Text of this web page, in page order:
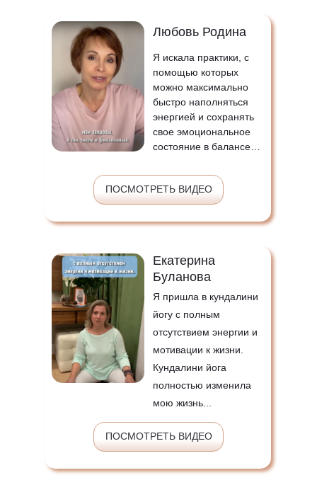
Екатерина
Буланова
Я пришла в кундалини
йогу с полным
отсутствием энергии и
мотивации к жизни.
Кундалини йога
полностью изменила
мою жизнь...
ПОСМОТРЕТЬ ВИДЕО
Любовь Родина
Я искала практики, с
помощью которых
можно максимально
быстро наполняться
энергией и сохранять
свое эмоциональное
состояние в балансе…
ПОСМОТРЕТЬ ВИДЕО